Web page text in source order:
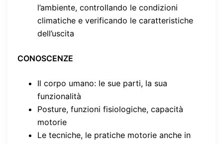
l’ambiente, controllando le condizioni
climatiche e verificando le caratteristiche
dell’uscita
CONOSCENZE
Il corpo umano: le sue parti, la sua
funzionalità
Posture, funzioni fisiologiche, capacità
motorie
Le tecniche, le pratiche motorie anche in